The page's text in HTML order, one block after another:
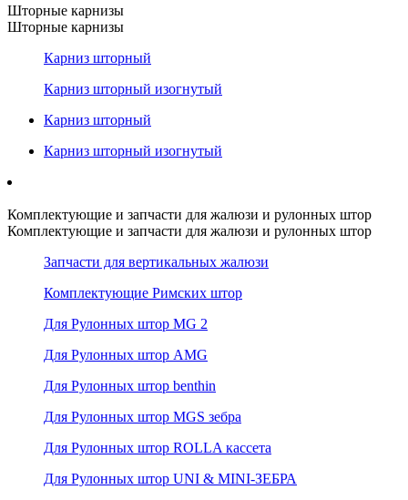
Шторные карнизы
Шторные карнизы
Карниз шторный
Карниз шторный изогнутый
Карниз шторный
Карниз шторный изогнутый
Комплектующие и запчасти для жалюзи и рулонных штор
Комплектующие и запчасти для жалюзи и рулонных штор
Запчасти для вертикальных жалюзи
Комплектующие Римских штор
Для Рулонных штор MG 2
Для Рулонных штор AMG
Для Рулонных штор benthin
Для Рулонных штор MGS зебра
Для Рулонных штор ROLLA кассета
Для Рулонных штор UNI & MINI-ЗЕБРА